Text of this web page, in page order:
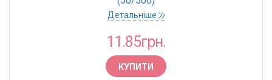
Детальніше
11.85грн.
КУПИТИ